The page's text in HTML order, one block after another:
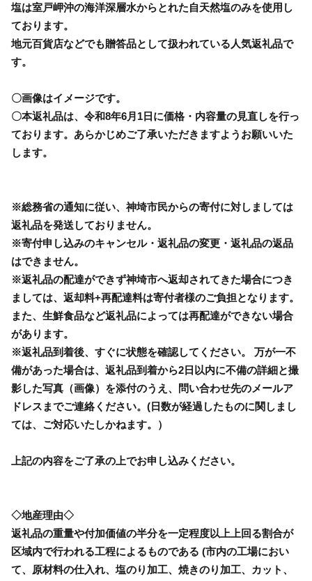
塩は室戸岬沖の海洋深層水からとれた自天然塩のみを使用し
ております。
地元百貨店などでも贈答品として扱われている人気返礼品で
す。
〇画像はイメージです。
〇本返礼品は、令和8年6月1日に価格・内容量の見直しを行っ
ております。あらかじめご了承いただきますようお願いいた
します。
※総務省の通知に従い、神埼市民からの寄付に対しましては
返礼品を発送しておりません。
※寄付申し込みのキャンセル・返礼品の変更・返礼品の返品
はできません。
※返礼品の配達ができず神埼市へ返却されてきた場合につき
ましては、返却料+再配達料は寄付者様のご負担となります。
また、生鮮食品など返礼品によっては再配達ができない場合
があります。
※返礼品到着後、すぐに状態を確認してください。 万が一不
備があった場合は、返礼品到着から2日以内に不備の詳細と撮
影した写真（画像）を添付のうえ、問い合わせ先のメールア
ドレスまでご連絡ください。(日数が経過したものに関しまし
ては、ご対応いたしかねます。）
上記の内容をご了承の上でお申し込みください。
◇地産理由◇
返礼品の重量や付加価値の半分を一定程度以上上回る割合が
区域内で行われる工程によるものである (市内の工場におい
て、原材料の仕入れ、塩のり加工、焼きのり加工、カット、